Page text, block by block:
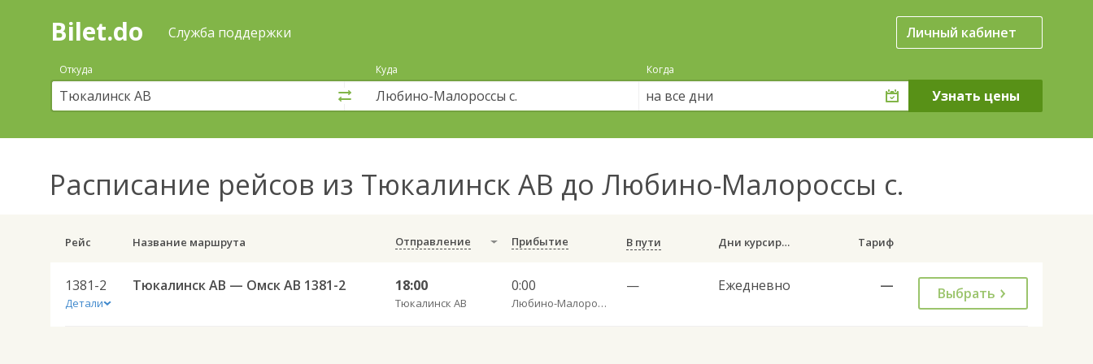
Поиск
покупка
билетов
автобус
онлайн
Bilet.do Служба поддержки Личный кабинет
Откуда Куда Когда
на все дни
Расписание рейсов из Тюкалинск АВ до Любино-Малороссы с.
Рейс Название маршрута Отправление Прибытие В пути Дни курсирования Тариф
1381-2
Детали
Тюкалинск АВ — Омск АВ 1381-2 18:00
Тюкалинск АВ
0:00
Любино-Малороссы с.
— Ежедневно — Выбрать